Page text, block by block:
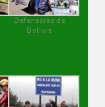
Defensoras de
Bolivia